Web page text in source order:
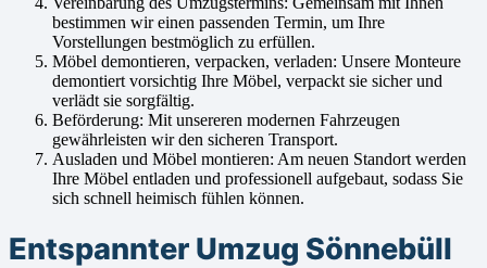
bestimmen wir einen passenden Termin, um Ihre
Vorstellungen bestmöglich zu erfüllen.
Möbel demontieren, verpacken, verladen: Unsere Monteure
demontiert vorsichtig Ihre Möbel, verpackt sie sicher und
verlädt sie sorgfältig.
Beförderung: Mit unsereren modernen Fahrzeugen
gewährleisten wir den sicheren Transport.
Ausladen und Möbel montieren: Am neuen Standort werden
Ihre Möbel entladen und professionell aufgebaut, sodass Sie
sich schnell heimisch fühlen können.
Entspannter Umzug Sönnebüll